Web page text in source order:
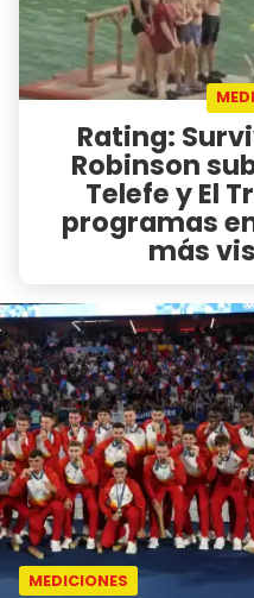
Rating:
Robinson
Telefe y El
programas
más
MEDICIONES